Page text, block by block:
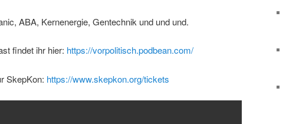
ABA, Kernenergie, Gentechnik und und und.
findet ihr hier: https://vorpolitisch.podbean.com/
SkepKon: https://www.skepkon.org/tickets